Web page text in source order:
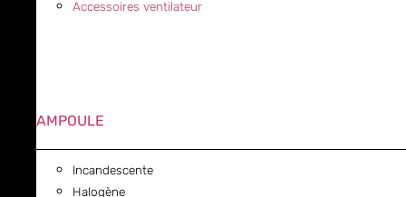
Accessoires ventilateur
AMPOULE
Incandescente
Halogène